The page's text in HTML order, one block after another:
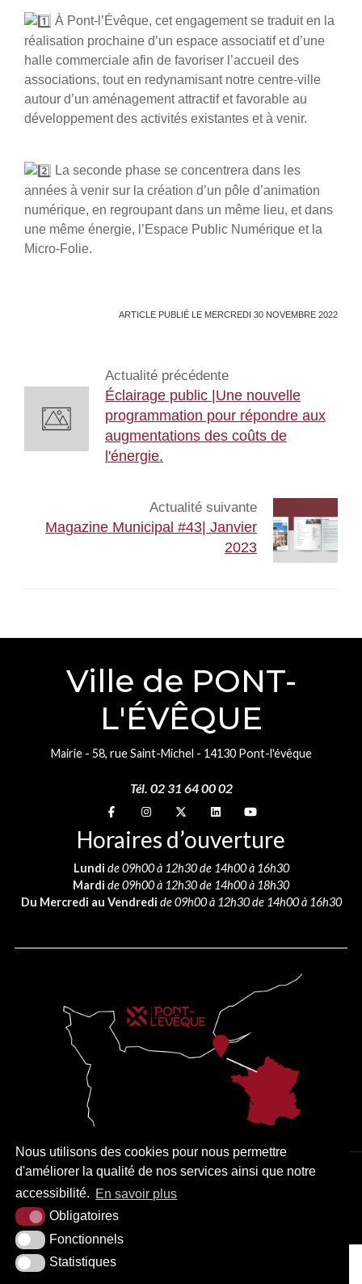
Nous utilisons des cookies pour nous permettre
d'améliorer la qualité de nos services ainsi que notre
accessibilité. En savoir plus
Obligatoires
Fonctionnels
Statistiques
À Pont-l’Évêque, cet engagement se traduit en la
réalisation prochaine d’un espace associatif et d’une
halle commerciale afin de favoriser l’accueil des
associations, tout en redynamisant notre centre-ville
autour d’un aménagement attractif et favorable au
développement des activités existantes et à venir.
La seconde phase se concentrera dans les
années à venir sur la création d’un pôle d’animation
numérique, en regroupant dans un même lieu, et dans
une même énergie, l’Espace Public Numérique et la
Micro-Folie.
ARTICLE PUBLIÉ LE MERCREDI 30 NOVEMBRE 2022
Actualité précédente
Éclairage public |Une nouvelle
programmation pour répondre aux
augmentations des coûts de
l'énergie.
Actualité suivante
Magazine Municipal #43| Janvier
2023
Ville de PONT-
L'ÉVÊQUE
Mairie - 58, rue Saint-Michel - 14130 Pont-l'évêque
Tél. 02 31 64 00 02
Suivez-nous sur
Suivez-nous sur
Suivez-nous sur
Suivez-nous sur
Suivez-nous sur
Horaires d’ouverture
Lundi de 09h00 à 12h30 de 14h00 à 16h30
Mardi de 09h00 à 12h30 de 14h00 à 18h30
Du Mercredi au Vendredi de 09h00 à 12h30 de 14h00 à 16h30
PLAN DU SITE MENTIONS LÉGALES ACCESSIBILITÉ